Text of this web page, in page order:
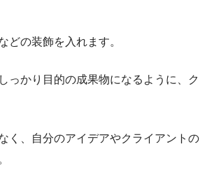
どの装飾を入れます。
っかり目的の成果物になるように、ク
く、自分のアイデアやクライアントの